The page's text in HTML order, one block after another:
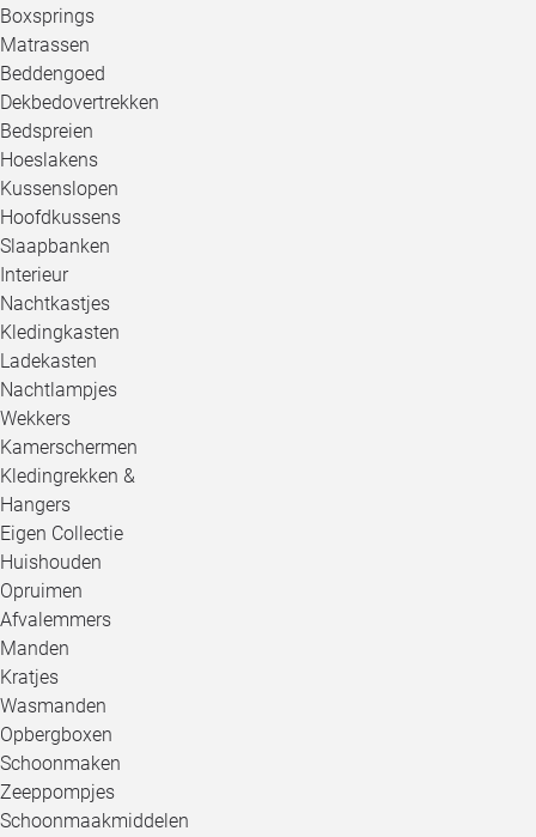
Boxsprings
Matrassen
Beddengoed
Dekbedovertrekken
Bedspreien
Hoeslakens
Kussenslopen
Hoofdkussens
Slaapbanken
Interieur
Nachtkastjes
Kledingkasten
Ladekasten
Nachtlampjes
Wekkers
Kamerschermen
Kledingrekken &
Hangers
Eigen Collectie
Huishouden
Opruimen
Afvalemmers
Manden
Kratjes
Wasmanden
Opbergboxen
Schoonmaken
Zeeppompjes
Schoonmaakmiddelen